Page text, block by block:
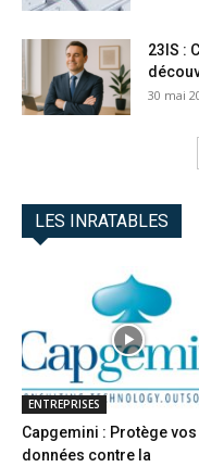
23IS :
30 mai
LES INRATABLES
ENTREPRISES
Capgemini : Protège vos
données contre la